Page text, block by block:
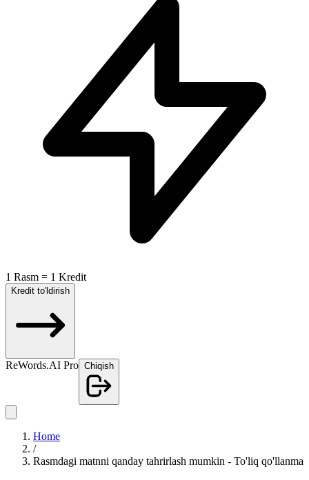
1 Rasm = 1 Kredit
Kredit to'ldirish
ReWords.AI Pro Chiqish
Home
/
Rasmdagi matnni qanday tahrirlash mumkin - To'liq qo'llanma